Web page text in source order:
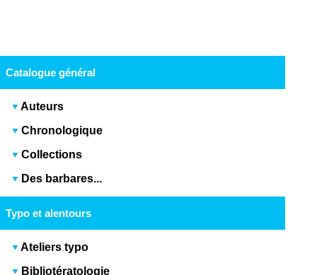
Catalogue général
Auteurs
Chronologique
Collections
Des barbares...
Typo et alentours
Ateliers typo
Bibliotératologie